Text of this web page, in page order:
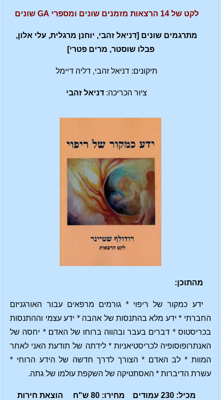
לקט של 14 הרצאות מזמנים שונים ומספרי GA שונים
מתרגמים שונים [דניאל זהבי, יוחנן מרגלית, עלי אלון,
פבלו שוסטר, מרים פטרי]
תיקונים: דניאל זהבי, דליה דיימל
ציור הכריכה: דניאל זהבי
מהתוכן:
ידע כמקור של ריפוי * גורמים מרפאים עבור האורגניזם
החברתי * ידע מלא בהתנסות של אהבה * ידע עצמי וההתנסות
בכריסטוס * דברים בעבר ובהווה ברוחו של האדם * יחסה של
האנתרופוסופיה לכריסטיאניות * לידתה של תודעת האני לאחר
המוות * לב האדם * הצורך לדרך חדשה של הידע הרוחי *
עשרת הדיברות * האסתטיקה של השקפת עולמו של גתה.
מכיל: 230 עמודים מחירו: 80 ש"ח הוצאת חירות